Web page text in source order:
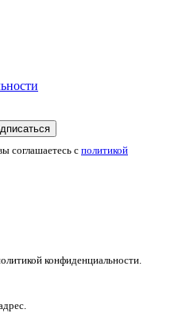
соглашаетесь с политикой
конфиденциальности.